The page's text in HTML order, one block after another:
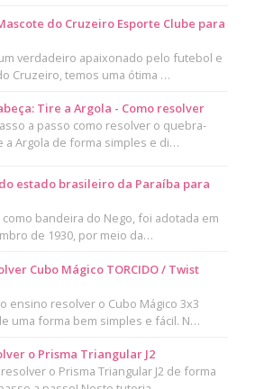
do Cruzeiro Esporte Clube para
verdadeiro apaixonado pelo futebol e
Cruzeiro, temos uma ótima …
Tire a Argola - Como resolver
a passo como resolver o quebra-
a Argola de forma simples e di…
estado brasileiro da Paraíba para
como bandeira do Nego, foi adotada em
de 1930, por meio da…
Cubo Mágico TORCIDO / Twist
ensino resolver o Cubo Mágico 3x3
uma forma bem simples e fácil. N…
o Prisma Triangular J2
o Prisma Triangular J2 de forma